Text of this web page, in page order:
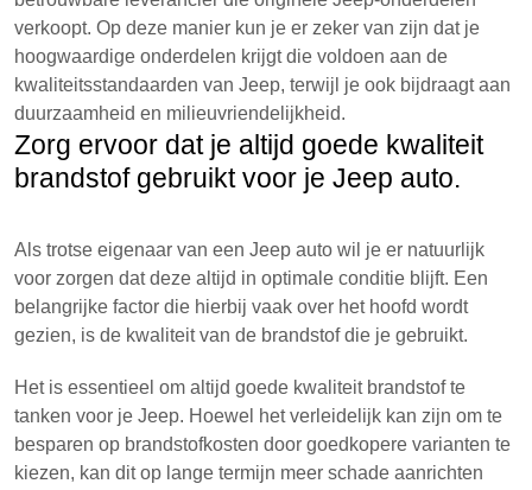
verkoopt. Op deze manier kun je er zeker van zijn dat je
hoogwaardige onderdelen krijgt die voldoen aan de
kwaliteitsstandaarden van Jeep, terwijl je ook bijdraagt aan
duurzaamheid en milieuvriendelijkheid.
Zorg ervoor dat je altijd goede kwaliteit
brandstof gebruikt voor je Jeep auto.
Als trotse eigenaar van een Jeep auto wil je er natuurlijk
voor zorgen dat deze altijd in optimale conditie blijft. Een
belangrijke factor die hierbij vaak over het hoofd wordt
gezien, is de kwaliteit van de brandstof die je gebruikt.
Het is essentieel om altijd goede kwaliteit brandstof te
tanken voor je Jeep. Hoewel het verleidelijk kan zijn om te
besparen op brandstofkosten door goedkopere varianten te
kiezen, kan dit op lange termijn meer schade aanrichten